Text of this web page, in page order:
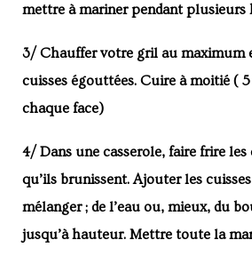
mettre à mariner pendant plusieurs
3/ Chauffer votre gril au maximum
cuisses égouttées. Cuire à moitié (
chaque face)
4/ Dans une casserole, faire frire les
qu’ils brunissent. Ajouter les
mélanger ; de l’eau ou, mieux, du
jusqu’à hauteur. Mettre toute la